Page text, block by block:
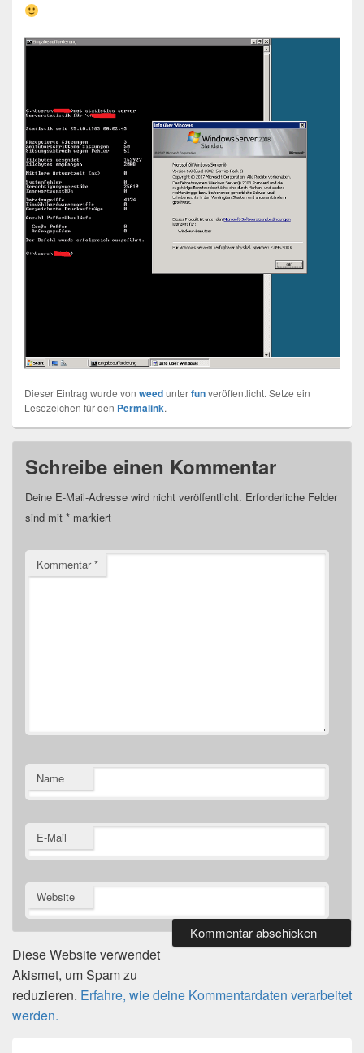
Dieser Eintrag wurde von weedunterfunveröffentlicht. Setze ein
Lesezeichen für den Permalink.
Schreibe einen Kommentar
Deine E-Mail-Adresse wird nicht veröffentlicht. Erforderliche Felder
sind mit * markiert
Kommentar*
Name
E-Mail
Website
Diese Website verwendet
Akismet, um Spam zu
reduzieren. Erfahre, wie deine Kommentardaten verarbeitet
werden.